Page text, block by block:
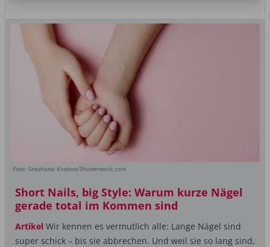
Foto: Snezhana Kostina/Shutterstock.com
Short Nails, big Style: Warum kurze Nägel
gerade total im Kommen sind
Artikel Wir kennen es vermutlich alle: Lange Nägel sind
super schick – bis sie abbrechen. Und weil sie so lang sind,